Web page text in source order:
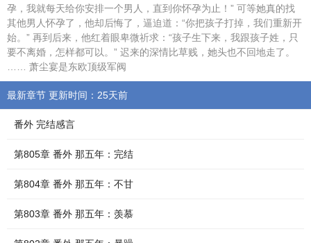
孕，我就每天给你安排一个男人，直到你怀孕为止！” 可等她真的找
其他男人怀孕了，他却后悔了，逼迫道：“你把孩子打掉，我们重新开
始。” 再到后来，他红着眼卑微祈求：“孩子生下来，我跟孩子姓，只
要不离婚，怎样都可以。” 迟来的深情比草贱，她头也不回地走了。
…… 萧尘宴是东欧顶级军阀
最新章节 更新时间：25天前
番外 完结感言
第805章 番外 那五年：完结
第804章 番外 那五年：不甘
第803章 番外 那五年：羡慕